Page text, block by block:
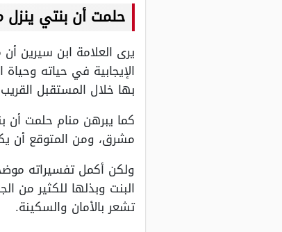
حلمت أن بنتي
يرى العلامة ابن سيرين
الإيجابية في حياته
بها خلال المستقبل القريب
كما يبرهن منام حلمت
مشرق، ومن المتوقع أن
ولكن أكمل تفسيراته
البنت وبذلها للكثير
تشعر بالأمان والسكينة.